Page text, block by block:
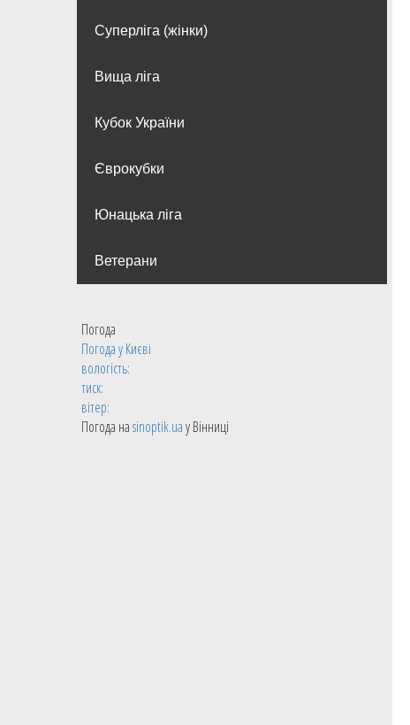
Суперліга (жінки)
Вища лiга
Кубок України
Єврокубки
Юнацька ліга
Ветерани
Погода
Погода уКиєві
вологість:
тиск:
вітер:
Погода наsinoptik.uaу Вінниці